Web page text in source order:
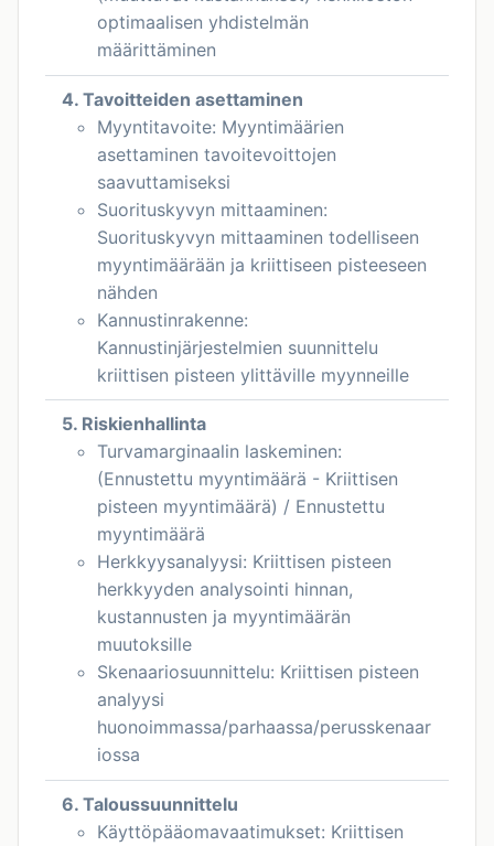
optimaalisen yhdistelmän
määrittäminen
4. Tavoitteiden asettaminen
Myyntitavoite: Myyntimäärien
asettaminen tavoitevoittojen
saavuttamiseksi
Suorituskyvyn mittaaminen:
Suorituskyvyn mittaaminen todelliseen
myyntimäärään ja kriittiseen pisteeseen
nähden
Kannustinrakenne:
Kannustinjärjestelmien suunnittelu
kriittisen pisteen ylittäville myynneille
5. Riskienhallinta
Turvamarginaalin laskeminen:
(Ennustettu myyntimäärä - Kriittisen
pisteen myyntimäärä) / Ennustettu
myyntimäärä
Herkkyysanalyysi: Kriittisen pisteen
herkkyyden analysointi hinnan,
kustannusten ja myyntimäärän
muutoksille
Skenaariosuunnittelu: Kriittisen pisteen
analyysi
huonoimmassa/parhaassa/perusskenaar
iossa
6. Taloussuunnittelu
Käyttöpääomavaatimukset: Kriittisen